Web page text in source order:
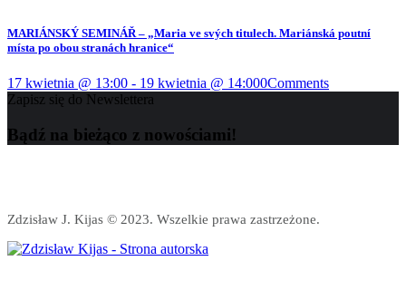
MARIÁNSKÝ SEMINÁŘ – „Maria ve svých titulech. Mariánská poutní
místa po obou stranách hranice“
17 kwietnia @ 13:00 - 19 kwietnia @ 14:000Comments
Zapisz się do Newslettera
Bądź na bieżąco z nowościami!
Zdzisław J. Kijas © 2023. Wszelkie prawa zastrzeżone.